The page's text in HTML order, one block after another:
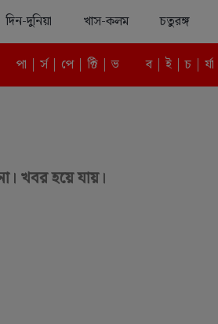
দিন-দুনিয়া খাস-কলম চতুরঙ্গ
পা | র্স | পে | ক্টি | ভ ব | ই | চ | র্যা
খবর হয়ে যায়।